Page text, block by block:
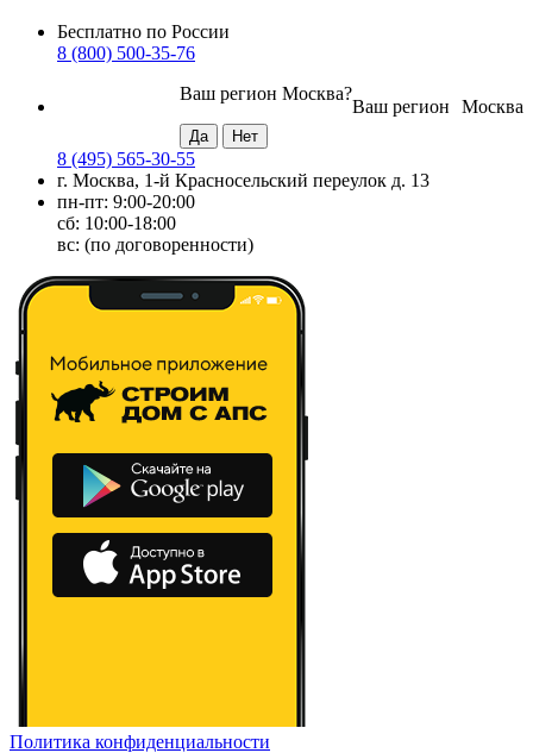
Бесплатно по России
8 (800) 500-35-76
Москва
Ваш регион
Ваш регион Москва?
8 (495) 565-30-55
г. Москва, 1-й Красносельский переулок д. 13
пн-пт: 9:00-20:00
сб: 10:00-18:00
вс: (по договоренности)
Политика конфиденциальности